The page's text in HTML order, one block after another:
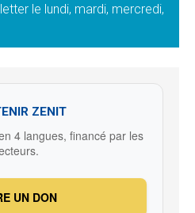
le lundi, mardi, mercredi,
ZENIT
4 langues, financé par les
UN DON